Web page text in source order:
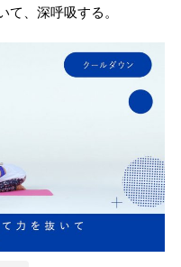
て、深呼吸する。